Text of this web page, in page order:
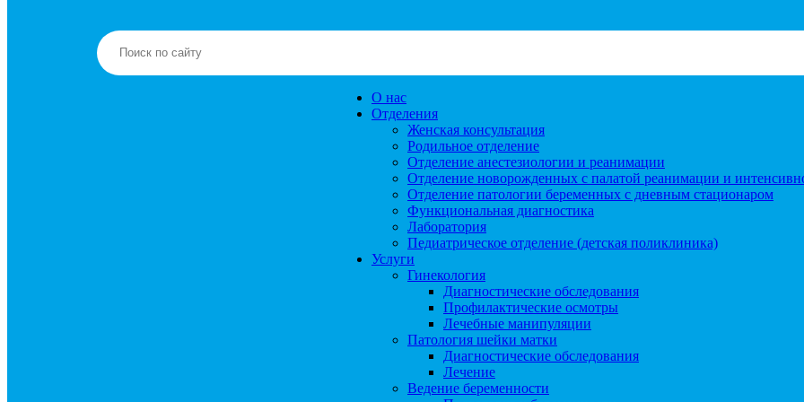
О нас
Отделения
Женская консультация
Родильное отделение
Отделение анестезиологии и реанимации
Отделение новорожденных с палатой реанимации и
Отделение патологии беременных с дневным стационаром
Функциональная диагностика
Лаборатория
Педиатрическое отделение (детская поликлиника)
Услуги
Гинекология
Диагностические обследования
Профилактические осмотры
Лечебные манипуляции
Патология шейки матки
Диагностические обследования
Лечение
Ведение беременности